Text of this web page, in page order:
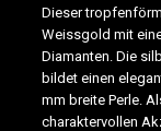
Dieser
Weissgold mit
Diamanten. Die
bildet einen
mm breite Perle.
charaktervollen